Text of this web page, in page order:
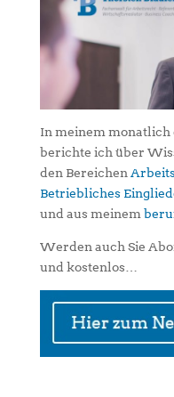
In meinem monatlich
berichte ich über
den Bereichen
Betriebliches
und aus meinem
Werden auch Sie
und kostenlos…